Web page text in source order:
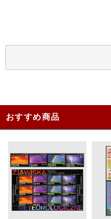
おすすめ商品